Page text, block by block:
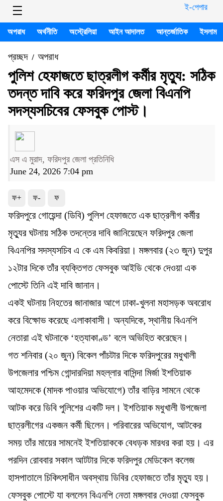
ই-পেপার
অপরাধ অর্থনীতি অস্ট্রেলিয়া আইন আদালত আন্তর্জাতিক ইসলাম
প্রচ্ছদ/ অপরাধ
পুলিশ হেফাজতে ছাত্রলীগ কর্মীর মৃত্যু: সঠিক
তদন্ত দাবি করে ফরিদপুর জেলা বিএনপি
সদস্যসচিবের ফেসবুক পোস্ট।
এস এ মুরাদ, ফরিদপুর জেলা প্রতিনিধি
June 24, 2026 7:04 pm
ফ+ ফ- ফ
ফরিদপুরে গোয়েন্দা (ডিবি) পুলিশ হেফাজতে এক ছাত্রলীগ কর্মীর
মৃত্যুর ঘটনায় সঠিক তদন্তের দাবি জানিয়েছেন ফরিদপুর জেলা
বিএনপির সদস্যসচিব এ কে এম কিবরিয়া। মঙ্গলবার (২৩ জুন) দুপুর
১২টার দিকে তাঁর ব্যক্তিগত ফেসবুক আইডি থেকে দেওয়া এক
পোস্টে তিনি এই দাবি জানান।
​একই ঘটনায় নিহতের জানাজার আগে ঢাকা-খুলনা মহাসড়ক অবরোধ
করে বিক্ষোভ করেছে এলাকাবাসী। অন্যদিকে, স্থানীয় বিএনপি
নেতারা এই ঘটনাকে ‘হত্যাকাণ্ড’ বলে অভিহিত করেছেন।
​গত শনিবার (২০ জুন) বিকেল পাঁচটার দিকে ফরিদপুরের মধুখালী
উপজেলার পশ্চিম গোন্দারদিয়া মহল্লার বাসিন্দা মির্জা ইশতিয়াক
আহমেদকে (মাদক পাওয়ার অভিযোগে) তাঁর বাড়ির সামনে থেকে
আটক করে ডিবি পুলিশের একটি দল। ইশতিয়াক মধুখালী উপজেলা
ছাত্রলীগের একজন কর্মী ছিলেন। পরিবারের অভিযোগ, আটকের
সময় তাঁর মায়ের সামনেই ইশতিয়াককে বেধড়ক মারধর করা হয়। এর
পরদিন রোববার সকাল আটটার দিকে ফরিদপুর মেডিকেল কলেজ
হাসপাতালে চিকিৎসাধীন অবস্থায় ডিবির হেফাজতে তাঁর মৃত্যু হয়।
ফেসবুক পোস্টে যা বললেন বিএনপি নেতা মঙ্গলবার দেওয়া ফেসবুক